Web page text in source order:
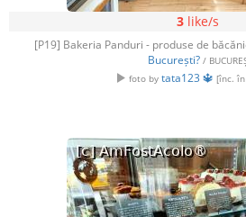
3like/s
[P19] Bakeria Panduri - produse de
București? /
foto by tata123 🔱 [înc.